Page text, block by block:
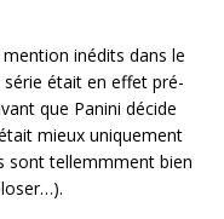
inédits dans le
était en effet pré-
que Panini décide
mieux uniquement
sont tellemmment bien